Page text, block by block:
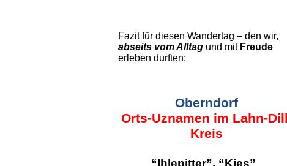
Fazit für diesen Wandertag – den wir,
abseits vom Alltag und mit Freude
erleben durften:
Oberndorf
Orts-Uznamen im Lahn-
Kreis
“Ihlepitter”, “Kies”